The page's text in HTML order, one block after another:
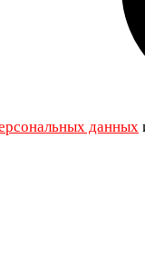
данных